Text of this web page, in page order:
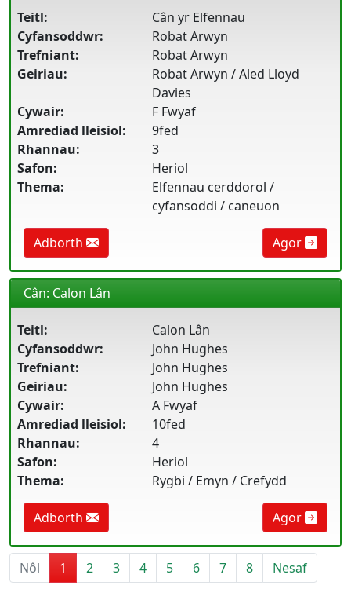
Teitl:
Cân yr Elfennau
Cyfansoddwr:
Robat Arwyn
Trefniant:
Robat Arwyn
Geiriau:
Robat Arwyn / Aled Lloyd
Davies
Cywair:
F Fwyaf
Amrediad lleisiol:
9fed
Rhannau:
3
Safon:
Heriol
Thema:
Elfennau cerddorol /
cyfansoddi / caneuon
Adborth Agor
Cân: Calon Lân
Teitl:
Calon Lân
Cyfansoddwr:
John Hughes
Trefniant:
John Hughes
Geiriau:
John Hughes
Cywair:
A Fwyaf
Amrediad lleisiol:
10fed
Rhannau:
4
Safon:
Heriol
Thema:
Rygbi / Emyn / Crefydd
Adborth Agor
Nôl 1 2 3 4 5 6 7 8 Nesaf